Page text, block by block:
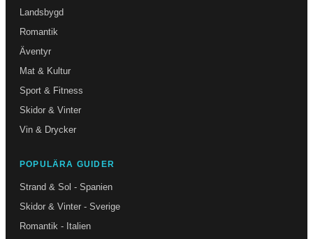
Landsbygd
Romantik
Äventyr
Mat & Kultur
Sport & Fitness
Skidor & Vinter
Vin & Drycker
POPULÄRA GUIDER
Strand & Sol - Spanien
Skidor & Vinter - Sverige
Romantik - Italien